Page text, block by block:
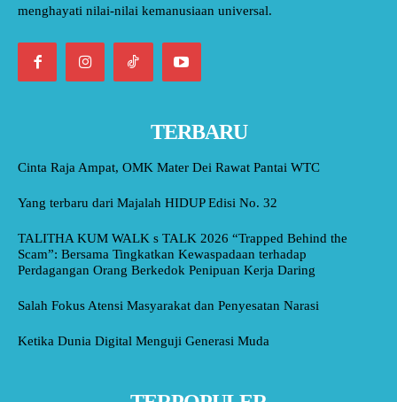
menghayati nilai-nilai kemanusiaan universal.
TERBARU
Cinta Raja Ampat, OMK Mater Dei Rawat Pantai WTC
Yang terbaru dari Majalah HIDUP Edisi No. 32
TALITHA KUM WALK s TALK 2026 “Trapped Behind the
Scam”: Bersama Tingkatkan Kewaspadaan terhadap
Perdagangan Orang Berkedok Penipuan Kerja Daring
Salah Fokus Atensi Masyarakat dan Penyesatan Narasi
Ketika Dunia Digital Menguji Generasi Muda